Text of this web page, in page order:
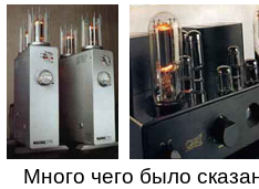
Много чего было